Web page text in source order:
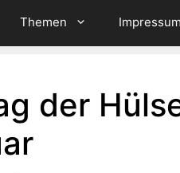
Themen Impressum
der